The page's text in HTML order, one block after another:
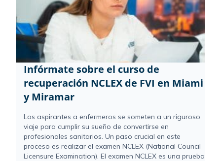
Infórmate sobre el curso de
recuperación NCLEX de FVI en Miami
y Miramar
Los aspirantes a enfermeros se someten a un riguroso
viaje para cumplir su sueño de convertirse en
profesionales sanitarios. Un paso crucial en este
proceso es realizar el examen NCLEX (National Council
Licensure Examination). El examen NCLEX es una prueba